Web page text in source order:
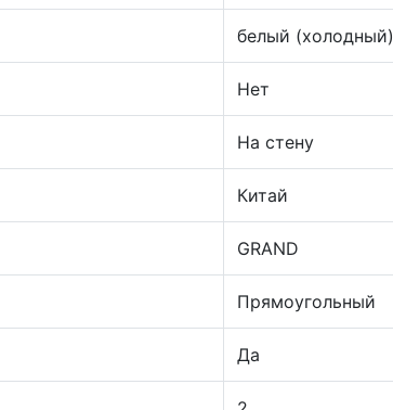
белый (холодный)
Нет
На стену
Китай
GRAND
Прямоугольный
Да